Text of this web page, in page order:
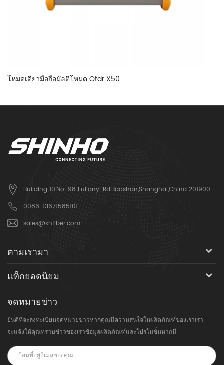
โหมดเดียวมือถือมัลติโหมด Otdr X50
Building 10,No. 98 Fulianyi Rd,Baoshan,Shanghai,China 201900
0086-13671585101
sales@xhfiber.com
ตามเรามา
แท็กยอดนิยม
จดหมายข่าว
ยินดีที่จะลงทะเบียนจดหมายข่าวหากคุณมีความสนใจในผลิตภัณฑ์ของเราเรา
จะแจ้งให้คุณทราบข่าวของเราข้อมูลผลิตภัณฑ์และโปรโมชั่นหากมี